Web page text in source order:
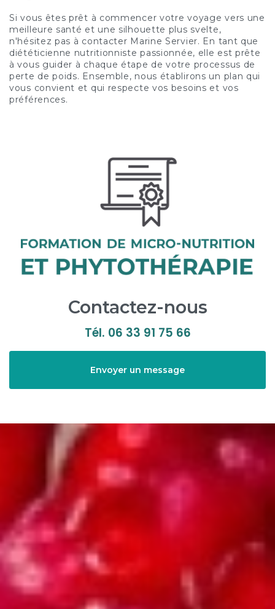
Si vous êtes prêt à commencer votre voyage vers une
meilleure santé et une silhouette plus svelte,
n'hésitez pas à contacter Marine Servier. En tant que
diététicienne nutritionniste passionnée, elle est prête
à vous guider à chaque étape de votre processus de
perte de poids. Ensemble, nous établirons un plan qui
vous convient et qui respecte vos besoins et vos
préférences.
Contactez-nous
Tél. 06 33 91 75 66
Envoyer un message